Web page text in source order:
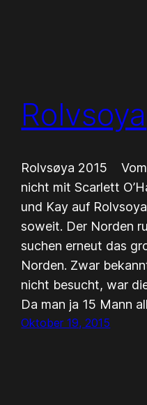
Rolvsoya
Rolvsøya 2015
nicht mit Scarlett
und Kay auf
soweit. Der Norden
suchen erneut das
Norden. Zwar
nicht besucht, war
Da man ja 15 Mann
Oktober 19, 2015